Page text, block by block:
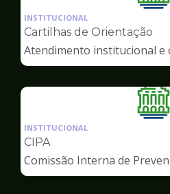
da
de
INSTITUCIONAL
Cartilhas de Orientação
Atendimento institucional e
da
INSTITUCIONAL
CIPA
Comissão Interna de